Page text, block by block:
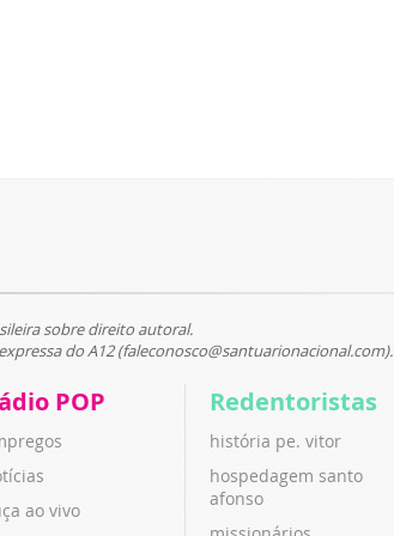
sobre direito autoral.
do A12 (faleconosco@santuarionacional.com).
POP
ao vivo
Redentoristas
história pe. vitor
hospedagem santo
afonso